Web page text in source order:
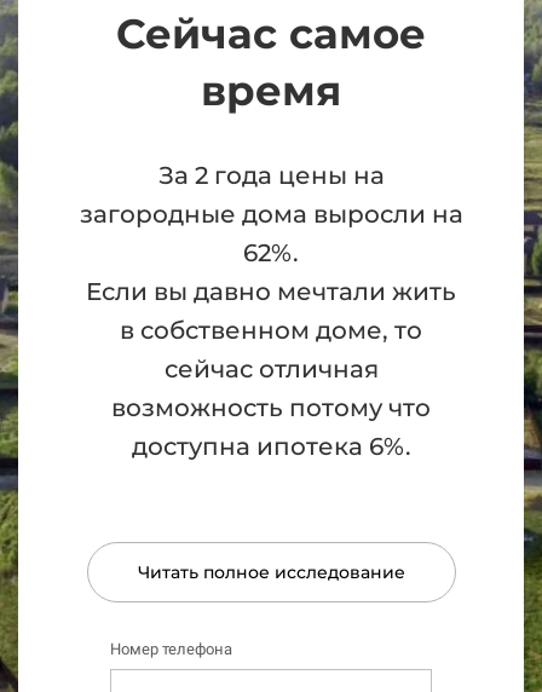
Сейчас самое
время
За 2 года цены на
загородные дома выросли на
62%.
Если вы давно мечтали жить
в собственном доме, то
сейчас отличная
возможность потому что
доступна ипотека 6%.
Читать полное исследование
Номер телефона